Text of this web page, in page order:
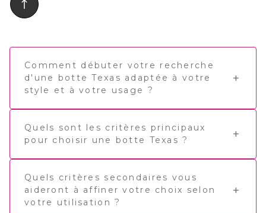
Comment débuter votre recherche
d'une botte Texas adaptée à votre
style et à votre usage ?
Quels sont les critères principaux
pour choisir une botte Texas ?
Quels critères secondaires vous
aideront à affiner votre choix selon
votre utilisation ?